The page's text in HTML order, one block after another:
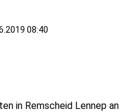
08:40
in Remscheid Lennep an